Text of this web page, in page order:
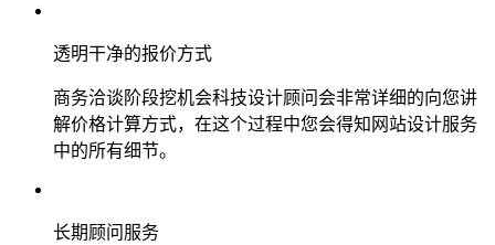
透明干净的报价方式
商务洽谈阶段挖机会科技设计顾问会非常详细的向您讲
解价格计算方式，在这个过程中您会得知网站设计服务
中的所有细节。
长期顾问服务